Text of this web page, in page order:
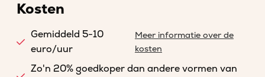
Kosten
Gemiddeld 5-10
euro/uur
Meer informatie over de
kosten
Zo'n 20% goedkoper dan andere vormen van